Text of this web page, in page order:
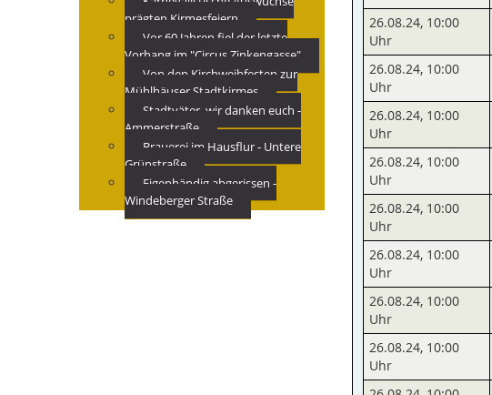
prägten Kirmesfeiern
Vor 60 Jahren fiel der letzte
Vorhang im "Circus Zinkengasse"
Von den Kirchweihfesten zur
Mühlhäuser Stadtkirmes
Stadtväter, wir danken euch -
Ammerstraße
Brauerei im Hausflur - Untere
Grünstraße
Eigenhändig abgerissen -
Windeberger Straße
26.08.24, 10:00
Uhr
26.08.24, 10:00
Uhr
26.08.24, 10:00
Uhr
26.08.24, 10:00
Uhr
26.08.24, 10:00
Uhr
26.08.24, 10:00
Uhr
26.08.24, 10:00
Uhr
26.08.24, 10:00
Uhr